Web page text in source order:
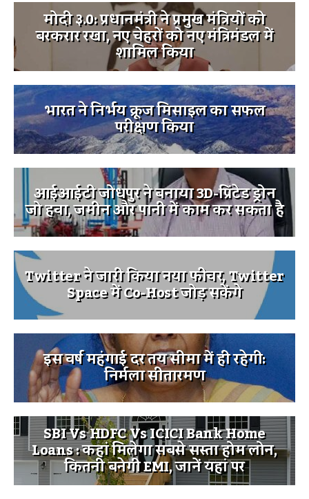
मोदी ३.0: प्रधानमंत्री ने प्रमुख मंत्रियों को
बरकरार रखा, नए चेहरों को नए मंत्रिमंडल में
शामिल किया
भारत ने निर्भय क्रूज मिसाइल का सफल
परीक्षण किया
आईआईटी जोधपुर ने बनाया 3D-प्रिंटेड ड्रोन
जो हवा, जमीन और पानी में काम कर सकता है
Twitter ने जारी किया नया फीचर, Twitter
Space में Co-Host जोड़ सकेंगे
इस वर्ष महंगाई दर तय सीमा में ही रहेगी:
निर्मला सीतारमण
SBI Vs HDFC Vs ICICI Bank Home
Loans : कहां मिलेगा सबसे सस्ता होम लोन,
कितनी बनेगी EMI, जानें यहां पर